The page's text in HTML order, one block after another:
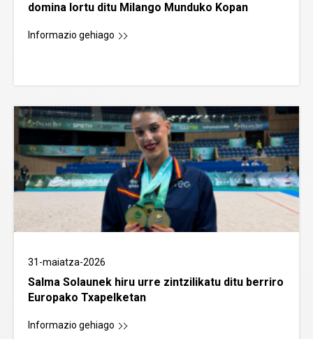
domina lortu ditu Milango Munduko Kopan
Informazio gehiago
31-maiatza-2026
Salma Solaunek hiru urre zintzilikatu ditu berriro
Europako Txapelketan
Informazio gehiago